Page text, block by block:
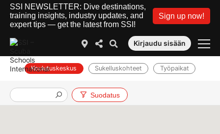
SSI NEWSLETTER: Dive destinations,
training insights, industry updates, and
expert tips — get the latest from SSI!
Sign up now!
Kirjaudu sisään
Koulutuskeskus Sukelluskohteet Työpaikat
Suodatus